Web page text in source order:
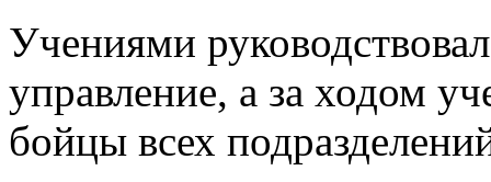
Учениями
управление, а за ходом
бойцы всех